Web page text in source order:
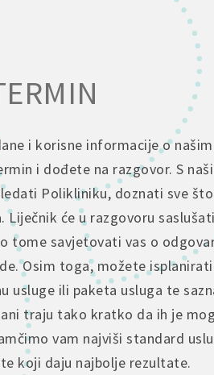
i korisne informacije o našim
i dođete na razgovor. S
Polikliniku, doznati sve
će u razgovoru
tome savjetovati vas o
Osim toga, možete isplanirati
usluge ili paketa usluga te
traju tako kratko da ih je
vam najviši standard
koji daju najbolje rezultate.